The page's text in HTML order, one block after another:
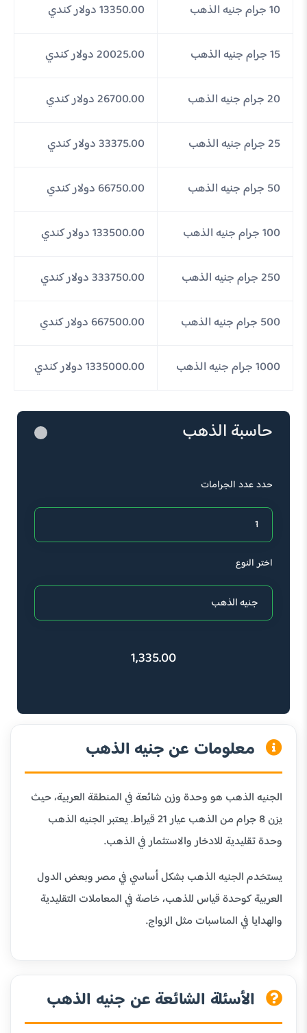
10 جرام جنيه الذهب 13350.00 دولار كندي
15 جرام جنيه الذهب 20025.00 دولار كندي
20 جرام جنيه الذهب 26700.00 دولار كندي
25 جرام جنيه الذهب 33375.00 دولار كندي
50 جرام جنيه الذهب 66750.00 دولار كندي
100 جرام جنيه الذهب 133500.00 دولار كندي
250 جرام جنيه الذهب 333750.00 دولار كندي
500 جرام جنيه الذهب 667500.00 دولار كندي
1000 جرام جنيه الذهب 1335000.00 دولار كندي
حاسبة الذهب
حدد عدد الجرامات
اختر النوع
1,335.00
معلومات عن جنيه الذهب
الجنيه الذهب هو وحدة وزن شائعة في المنطقة العربية، حيث
يزن 8 جرام من الذهب عيار 21 قيراط. يعتبر الجنيه الذهب
وحدة تقليدية للادخار والاستثمار في الذهب.
يستخدم الجنيه الذهب بشكل أساسي في مصر وبعض الدول
العربية كوحدة قياس للذهب، خاصة في المعاملات التقليدية
والهدايا في المناسبات مثل الزواج.
الأسئلة الشائعة عن جنيه الذهب